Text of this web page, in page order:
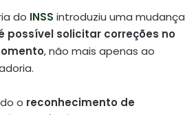
do INSS introduziu uma mudança
possível solicitar correções no
, não mais apenas ao
o reconhecimento de